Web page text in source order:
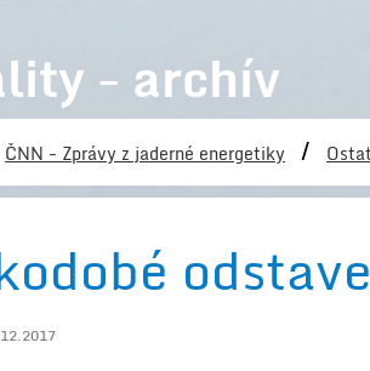
- archív
ČNN - Zprávy z jaderné energetiky /